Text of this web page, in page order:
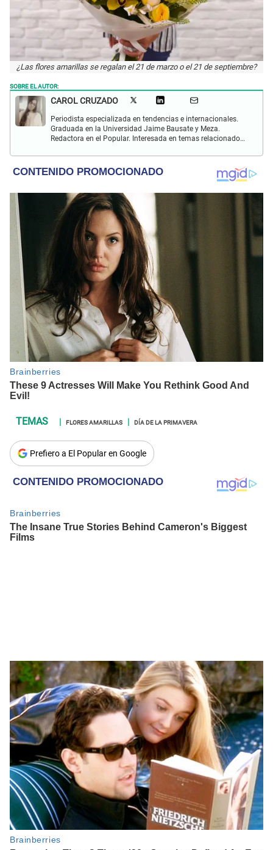
¿Las flores amarillas se regalan el 21 de marzo o el 21 de septiembre?
SOBRE EL AUTOR:
CAROL CRUZADO
Periodista especializada en tendencias e internacionales.
Graduada en la Universidad Jaime Bausate y Meza.
Redactora en el Popular. Interesada en temas relacionados
comunidades nativas y apoyo social.
FLORES AMARILLAS DÍA DE LA PRIMAVERA
Prefiero a El Popular en Google